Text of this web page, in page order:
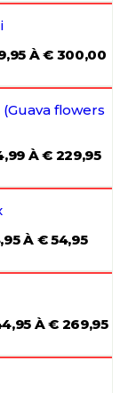
À € 300,00
(Guava flowers
À € 229,95
À € 54,95
À € 269,95